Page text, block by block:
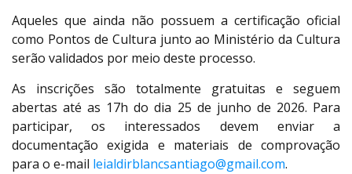
Aqueles que ainda não possuem a certificação oficial
como Pontos de Cultura junto ao Ministério da Cultura
serão validados por meio deste processo.
As inscrições são totalmente gratuitas e seguem
abertas até as 17h do dia 25 de junho de 2026. Para
participar, os interessados devem enviar a
documentação exigida e materiais de comprovação
para o e-mail leialdirblancsantiago@gmail.com.